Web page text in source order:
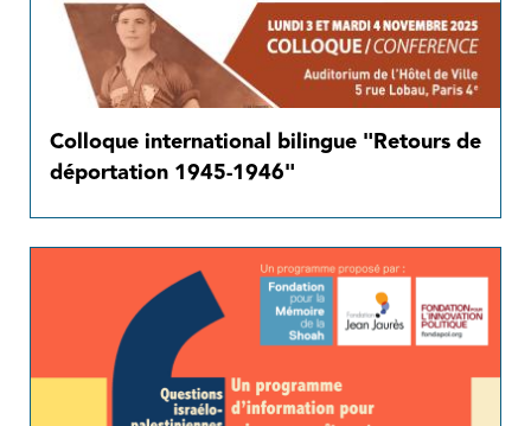
Colloque international bilingue "Retours de
déportation 1945-1946"